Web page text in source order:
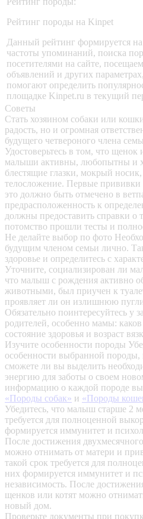
Рейтинг породы на Kinpet
Данный рейтинг формируется
частоты упоминаний, поиска
посетителями на сайте,
объявлений и других
помогают определить
площадке Kinpet.ru в текущий
Советы
Стать хозяином собаки или
радость, но и огромная
будущего четвероного члена
Удостоверьтесь в том, что щенок
малыши активны, любопытны и
блестящие глазки, мокрый
телосложение. Первые
это должно быть отмечено в
предрасположенность к
должны предоставить справки о
потомство прошли тесты и
Не делайте выбор по фото
будущим членом семьи лично.
здоровье и определитесь с
Уточните, социализирован ли
что малыш с рождения активно
животными, был приучен к
проявляет ли он излишнюю
Обязательно поинтересуйтесь у
родителей, особенно мамы:
состояние здоровья и возраст
Изучите особенности породы
особенности выбранной породы,
сможете ли вы выделить
энергию для заботы о своем
информацию о каждой породе вы
«Породы собак» и «Породы
Убедитесь, что малыш старше 2
требуется для полноценной
формируется иммунитет и
После достижения
можно отнимать от матери и
такой срок требуется для
них формируется иммунитет и
независимость. После
щенков или котят можно
новый дом.
Проверьте документы при